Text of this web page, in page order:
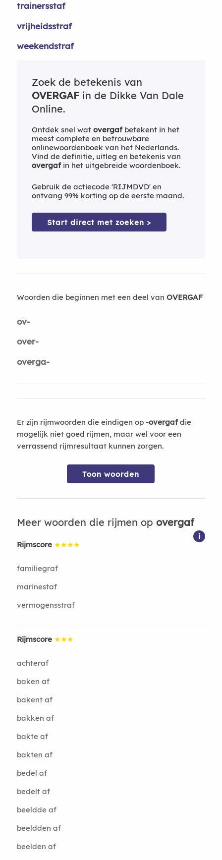
trainersstaf
vrijheidsstraf
weekendstraf
Zoek de betekenis van
OVERGAFin de Dikke Van Dale
Online.
Ontdek snel wat overgafbetekent in het
meest complete en betrouwbare
onlinewoordenboek van het Nederlands.
Vind de definitie, uitleg en betekenis van
overgafin het uitgebreide woordenboek.
Gebruik de actiecode 'RIJMDVD' en
ontvang 99% korting op de eerste maand.
Start direct met zoeken >
Woorden die beginnen met een deel van OVERGAF
ov-
over-
overga-
Er zijn rijmwoorden die eindigen op -overgafdie
mogelijk niet goed rijmen, maar wel voor een
verrassend rijmresultaat kunnen zorgen.
Toon woorden
Meer woorden die rijmen op overgaf
i
Rijmscore ★★★★
familiegraf
marinestaf
vermogensstraf
Rijmscore ★★★
achteraf
baken af
bakent af
bakken af
bakte af
bakten af
bedel af
bedelt af
beeldde af
beeldden af
beelden af